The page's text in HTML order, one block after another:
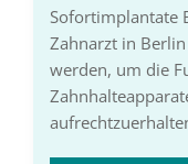
Sofortimplantate
Zahnarzt in
werden, um die